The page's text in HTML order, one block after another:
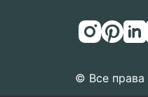
© Все